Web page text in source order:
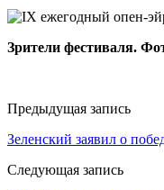
Зрители фестиваля.
Предыдущая запись
Зеленский заявил о
Следующая запись